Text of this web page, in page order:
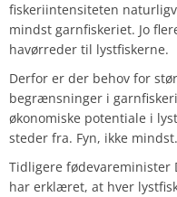
fiskeriintensiteten
mindst garnfiskeriet. Jo
havørreder til lystfiskerne.
Derfor er der behov for
begrænsninger i
økonomiske potentiale i
steder fra. Fyn, ikke mindst.
Tidligere fødevareminister
har erklæret, at hver